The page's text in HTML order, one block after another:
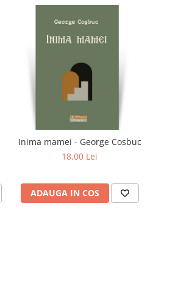
Inima mamei - George Cosbuc
18,00 Lei
ADAUGA IN COS